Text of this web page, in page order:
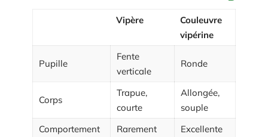
Vipère
Couleuvre
vipérine
Pupille
Fente
verticale
Ronde
Corps
Trapue,
courte
Allongée,
souple
Comportement
Rarement
Excellente